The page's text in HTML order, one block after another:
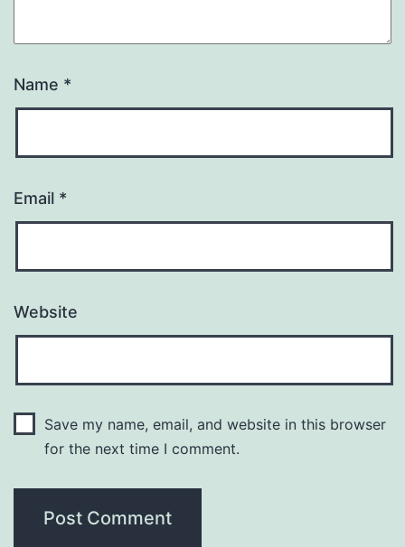
Name *
Email *
Website
Save my name, email, and website in this browser
for the next time I comment.